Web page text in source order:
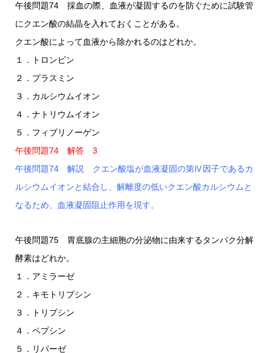
午後問題74 採血の際、血液が凝固するのを防ぐために試験管
にクエン酸の結晶を入れておくことがある。
クエン酸によって血液から除かれるのはどれか。
１．トロンビン
２．プラスミン
３．カルシウムイオン
４．ナトリウムイオン
５．フィブリノーゲン
午後問題74 解答 3
午後問題74 解説 クエン酸塩が血液凝固の第Ⅳ因子であるカ
ルシウムイオンと結合し、解離度の低いクエン酸カルシウムと
なるため、血液凝固阻止作用を現す。
午後問題75 胃底腺の主細胞の分泌物に由来するタンパク分解
酵素はどれか。
１．アミラーゼ
２．キモトリプシン
３．トリプシン
４．ペプシン
５．リパーゼ